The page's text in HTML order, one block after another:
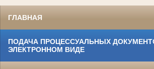
ГЛАВНАЯ
ПОДАЧА ПРОЦЕССУАЛЬНЫХ
ЭЛЕКТРОННОМ ВИДЕ